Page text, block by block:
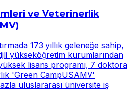
ve Veterinerlik
173 yıllık geleneğe sahip,
yükseköğretim kurumlarından
lisans programı, 7 doktora
'Green CampUSAMV'
uluslararası üniversite iş